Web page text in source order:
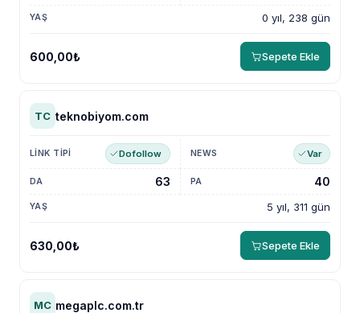
0 yıl, 238 gün
600,00₺ Sepete Ekle
TC teknobiyom.com
Dofollow Var
5 yıl, 311 gün
63 40
630,00₺ Sepete Ekle
MC megaplc.com.tr